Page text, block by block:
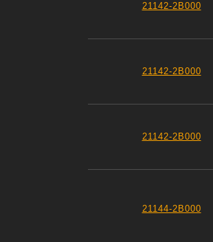
21142-2B000
21142-2B000
21142-2B000
21144-2B000